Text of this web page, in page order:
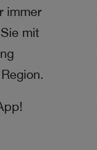
immer
mit